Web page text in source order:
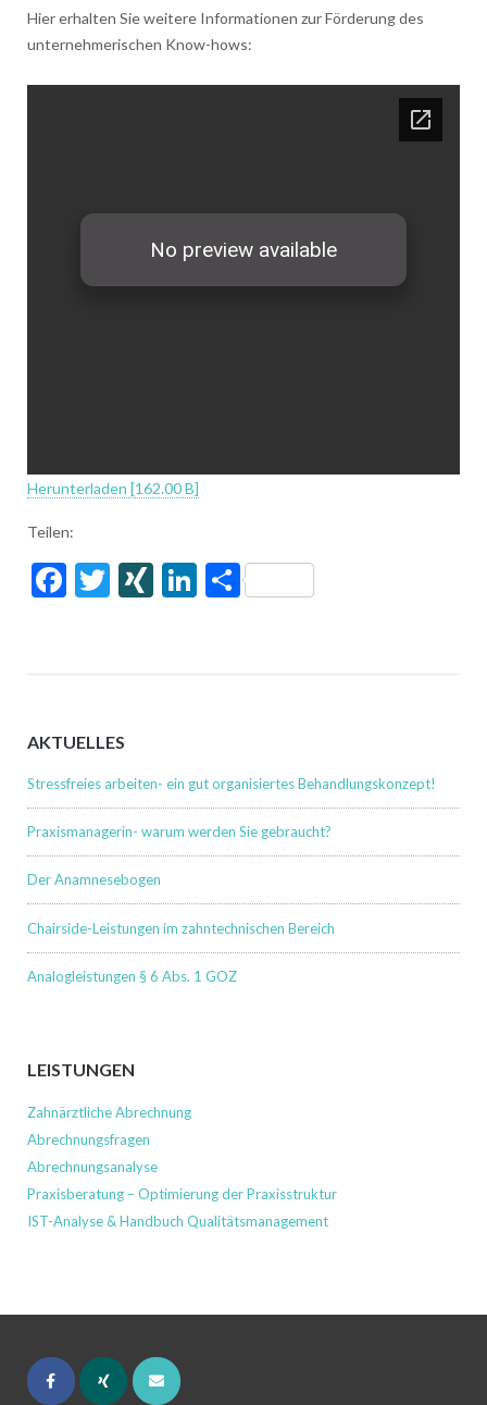
Hier erhalten Sie weitere Informationen zur Förderung des
unternehmerischen Know-hows:
Herunterladen [162.00 B]
Teilen:
Facebook
Twitter
XINGLinkedIn
Share
AKTUELLES
Stressfreies arbeiten- ein gut organisiertes Behandlungskonzept!
Praxismanagerin- warum werden Sie gebraucht?
Der Anamnesebogen
Chairside-Leistungen im zahntechnischen Bereich
Analogleistungen § 6 Abs. 1 GOZ
LEISTUNGEN
Zahnärztliche Abrechnung
Abrechnungsfragen
Abrechnungsanalyse
Praxisberatung – Optimierung der Praxisstruktur
IST-Analyse & Handbuch Qualitätsmanagement